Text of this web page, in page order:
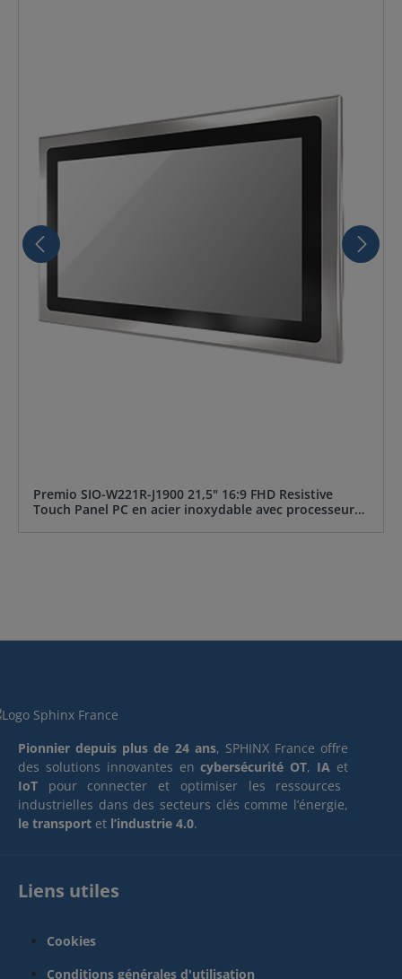
Premio SIO-W221R-J1900 21,5" 16:9 FHD Resistive
Touch Panel PC en acier inoxydable avec processeur
Pionnier depuis plus de 24 ans, SPHINX France offre
des solutions innovantes encybersécurité OT, IA et
IoT pour connecter et optimiser les ressources
industrielles dans des secteurs clés comme l’énergie,
le transport et l’industrie 4.0.
Liens utiles
Cookies
Conditions générales d'utilisation